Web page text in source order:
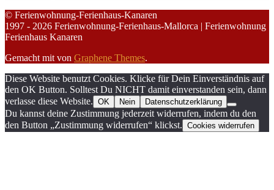
© Ferienwohnung-Ferienhaus-Kanaren
1997 - 2026 Ferienwohnung-Ferienhaus-Mallorca | Ferienwohnung
Ferienhaus Kanaren
Gemacht mit von Graphene Themes.
Diese Website benutzt Cookies. Klicke für Dein Einverständnis auf
den OK Button. Solltest Du NICHT damit einverstanden sein, dann
verlasse diese Website. OK Nein Datenschutzerklärung
Du kannst deine Zustimmung jederzeit widerrufen, indem du den
den Button „Zustimmung widerrufen“ klickst. Cookies widerrufen